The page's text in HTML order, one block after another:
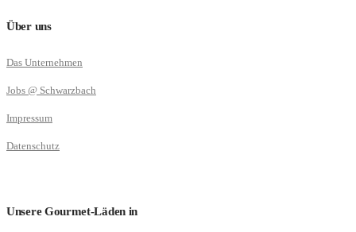
Über uns
Das Unternehmen
Jobs @ Schwarzbach
Impressum
Datenschutz
Unsere Gourmet-Läden in